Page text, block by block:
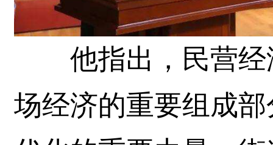
他指出，民营经
场经济的重要组成